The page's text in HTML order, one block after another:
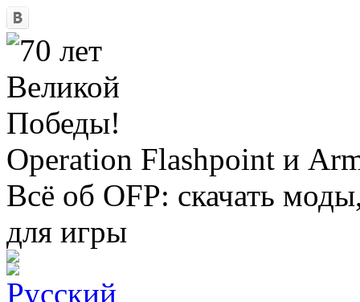
Operation Flashpoint и
Всё об OFP: скачать
для игры